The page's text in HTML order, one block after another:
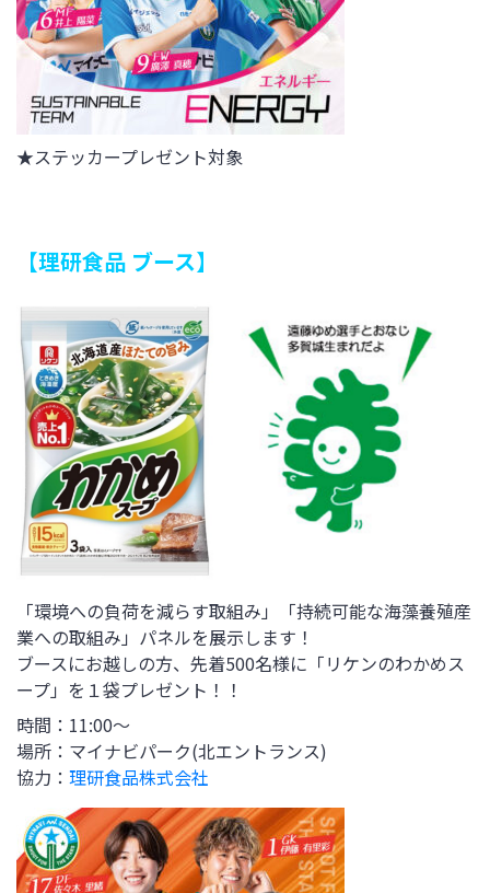
★ステッカープレゼント対象
【理研食品 ブース】
「環境への負荷を減らす取組み」「持続可能な海藻養殖産
業への取組み」パネルを展示します！
ブースにお越しの方、先着500名様に「リケンのわかめス
ープ」を１袋プレゼント！！
時間：11:00～
場所：マイナビパーク(北エントランス)
協力： 理研食品株式会社